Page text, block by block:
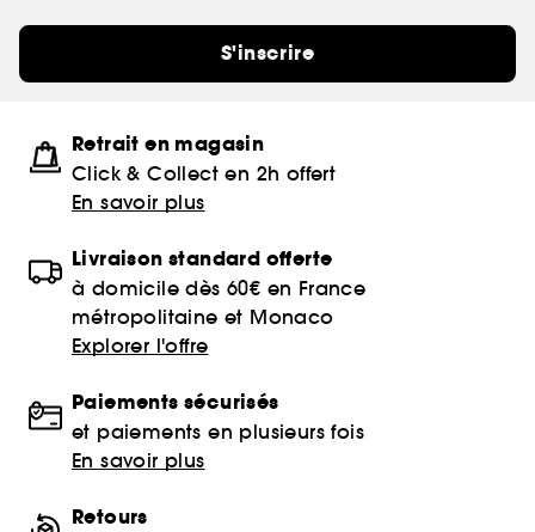
S'inscrire
Retrait en magasin
Click & Collect en 2h offert
En savoir plus
Livraison standard offerte
à domicile dès 60€ en France
métropolitaine et Monaco
Explorer l'offre
Paiements sécurisés
et paiements en plusieurs fois
En savoir plus
Retours